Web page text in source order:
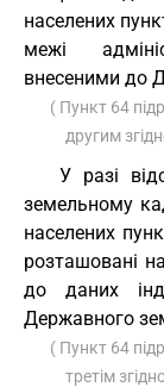
населених
межі
внесеними до
( Пункт 64
другим
У разі
земельному
населених
розташовані
до даних
Державного
( Пункт 64
третім